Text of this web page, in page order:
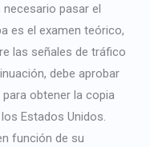
pasar el
es el examen teórico,
las señales de tráfico
debe aprobar
obtener la copia
Estados Unidos.
función de su